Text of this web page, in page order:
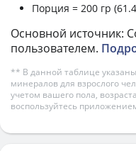
Порция = 200 гр
Основной источник:
пользователем.
** В данной таблице
минералов для взрослого
учетом вашего пола,
воспользуйтесь